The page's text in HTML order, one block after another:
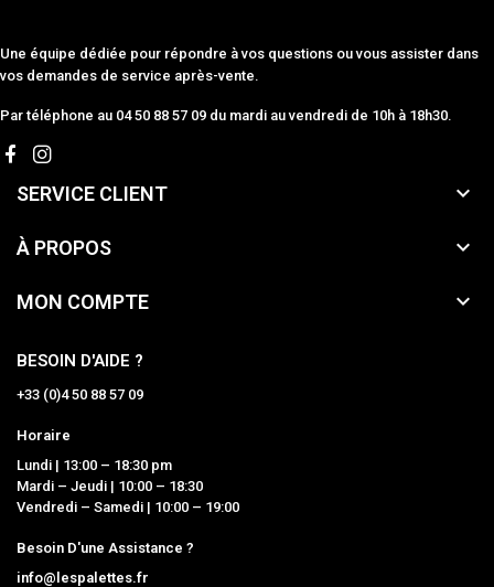
Une équipe dédiée pour répondre à vos questions ou vous assister dans
vos demandes de service après-vente.
Par téléphone au 04 50 88 57 09 du mardi au vendredi de 10h à 18h30.
SERVICE CLIENT 
À PROPOS 
MON COMPTE 
BESOIN D'AIDE ?
+33 (0)4 50 88 57 09
Horaire
Lundi | 13:00 – 18:30 pm
Mardi – Jeudi | 10:00 – 18:30
Vendredi – Samedi | 10:00 – 19:00
Besoin D'une Assistance ?
info@lespalettes.fr